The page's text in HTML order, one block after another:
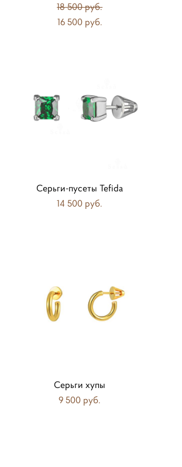
18 500 pуб.
16 500 pуб.
Серьги-пусеты Tefida
14 500 pуб.
Серьги хупы
9 500 pуб.